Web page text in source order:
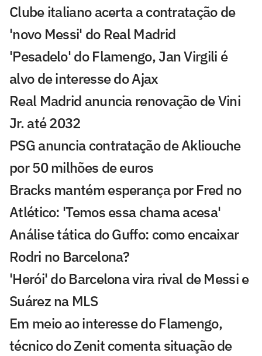
Clube italiano acerta a contratação de
'novo Messi' do Real Madrid
'Pesadelo' do Flamengo, Jan Virgili é
alvo de interesse do Ajax
Real Madrid anuncia renovação de Vini
Jr. até 2032
PSG anuncia contratação de Akliouche
por 50 milhões de euros
Bracks mantém esperança por Fred no
Atlético: 'Temos essa chama acesa'
Análise tática do Guffo: como encaixar
Rodri no Barcelona?
'Herói' do Barcelona vira rival de Messi e
Suárez na MLS
Em meio ao interesse do Flamengo,
técnico do Zenit comenta situação de